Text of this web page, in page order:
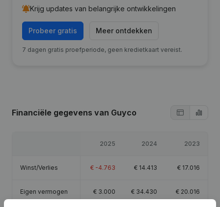
Krijg updates van belangrijke ontwikkelingen
Probeer gratis Meer ontdekken
7 dagen gratis proefperiode, geen kredietkaart vereist.
Financiële gegevens van Guyco
2025 2024 2023
Winst/Verlies € -4.763 € 14.413 € 17.016
Eigen vermogen € 3.000 € 34.430 € 20.016